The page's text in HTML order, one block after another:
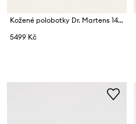
Kožené polobotky Dr. Martens 1461 Bex Smooth
5499 Kč